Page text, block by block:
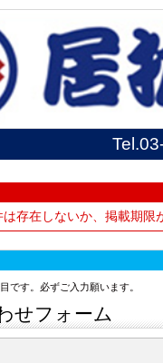
Tel.
存在しないか、掲載期限
です。必ずご入力願います。
せフォーム